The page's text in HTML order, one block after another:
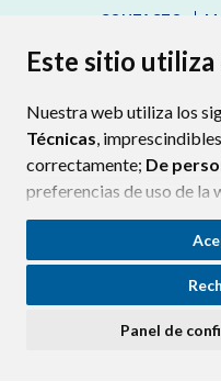
Este sitio utiliza
Nuestra web utiliza los
Técnicas,
correctamente; De
preferencias de uso de la
funcionamiento de la web
Si acepta pulsando el
consideramos que acepta
ninguna acción, se
Panel de
CONTACTO
PROTECCIÓN DE